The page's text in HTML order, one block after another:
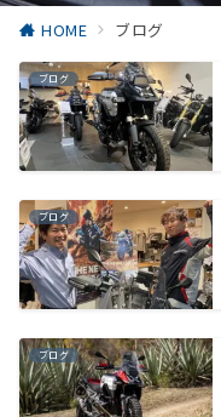
HOME ブログ
ブログ
ブログ
ブログ